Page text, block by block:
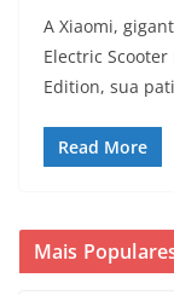
A Xiaomi,
Electric Scooter
Edition, sua
Read More
Mais